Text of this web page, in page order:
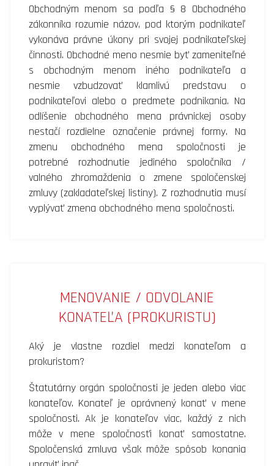
Obchodným menom sa podľa § 8 Obchodného
zákonníka rozumie názov, pod ktorým podnikateľ
vykonáva právne úkony pri svojej podnikateľskej
činnosti. Obchodné meno nesmie byť zameniteľné
s obchodným menom iného podnikateľa a
nesmie vzbudzovať klamlivú predstavu o
podnikateľovi alebo o predmete podnikania. Na
odlíšenie obchodného mena právnickej osoby
nestačí rozdielne označenie právnej formy. Na
zmenu obchodného mena spoločnosti je
potrebné rozhodnutie jediného spoločníka /
valného zhromaždenia o zmene spoločenskej
zmluvy (zakladateľskej listiny). Z rozhodnutia musí
vyplývať zmena obchodného mena spoločnosti.
MENOVANIE / ODVOLANIE
KONATEĽA (PROKURISTU)
Aký je vlastne rozdiel medzi konateľom a
prokuristom?
Štatutárny orgán spoločnosti je jeden alebo viac
konateľov. Konateľ je oprávnený konať v mene
spoločnosti. Ak je konateľov viac, každý z nich
môže v mene spoločnosťi konať samostatne.
Spoločenská zmluva však môže spôsob konania